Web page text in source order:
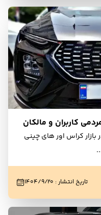
بازار کراس اور های چینی
تاریخ انتشار: ۱۴۰۴/۹/۲۰